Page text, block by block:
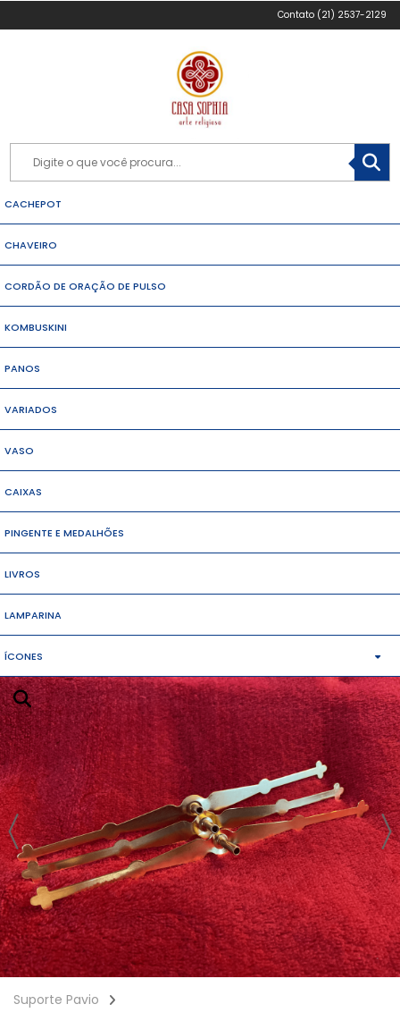
(21) 2537-2129
CACHEPOT
CHAVEIRO
CORDÃO DE ORAÇÃO DE PULSO
KOMBUSKINI
PANOS
VARIADOS
VASO
CAIXAS
PINGENTE E MEDALHÕES
LIVROS
LAMPARINA
ÍCONES
MÉDIO
PEQUENOS
GRANDES
Suporte Pavio